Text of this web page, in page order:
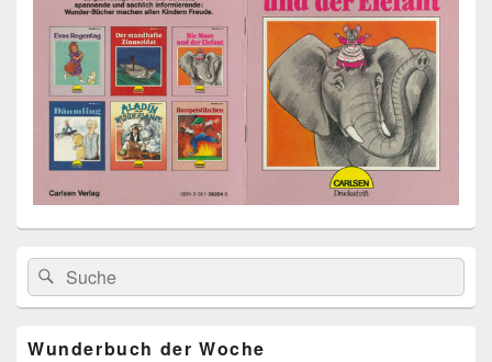
Primärer
Seitenleisten
Widget-
Bereich
Search
for:
Suche
Wunderbuch der Woche